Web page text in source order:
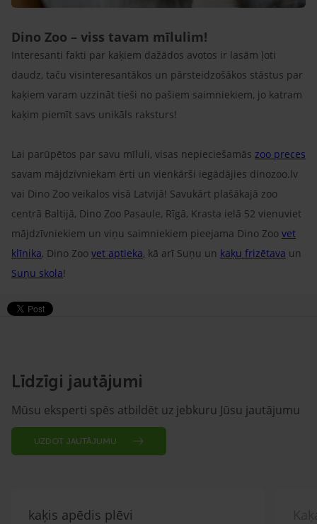
Dino Zoo – viss tavam mīlulim!
Interesanti fakti par kaķiem dažādos avotos ir lasām ļoti
daudz, taču visinteresantākos un pārsteidzošākos stāstus par
kaķiem varam uzzināt tieši no pašiem saimniekiem, jo katram
kaķim piemīt savs unikāls raksturs!
Lai parūpētos par savu mīluli, visas nepieciešamās zoo preces
savam mājdzīvniekam ērti un vienkārši iegādājies dinozoo.lv
vai Dino Zoo veikalos visā Latvijā! Savukārt plašākajā zoo
centrā Baltijā, Dino Zoo Pasaule, Rīgā, Krasta ielā 52 vienuviet
mājdzīvniekiem un viņu saimniekiem pieejama Dino Zoo vet
klīnika, Dino Zoo vet aptieka, kā arī Suņu un kaķu frizētava un
Suņu skola!
Līdzīgi jautājumi
Mūsu eksperti spēs atbildēt uz jebkuru Jūsu jautājumu
UZDOT JAUTĀJUMU
kaķis apēdis plēvi